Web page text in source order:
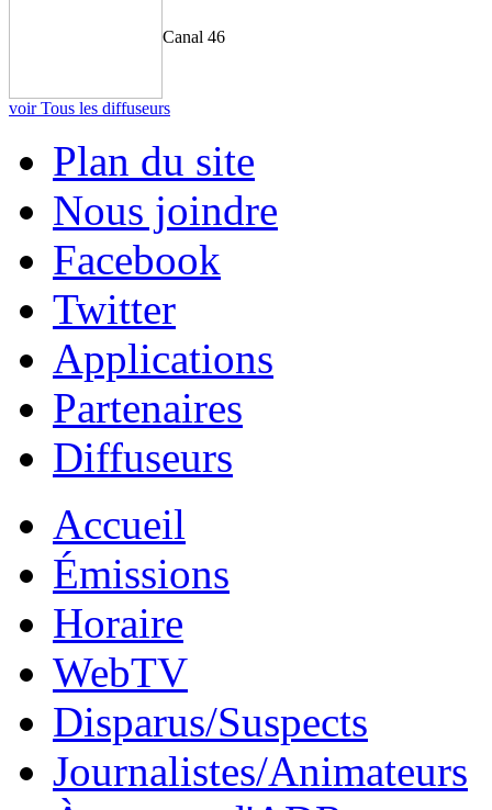
Canal 46
voir Tous les diffuseurs
Plan du site
Nous joindre
Facebook
Twitter
Applications
Partenaires
Diffuseurs
Accueil
Émissions
Horaire
WebTV
Disparus/Suspects
Journalistes/Animateurs